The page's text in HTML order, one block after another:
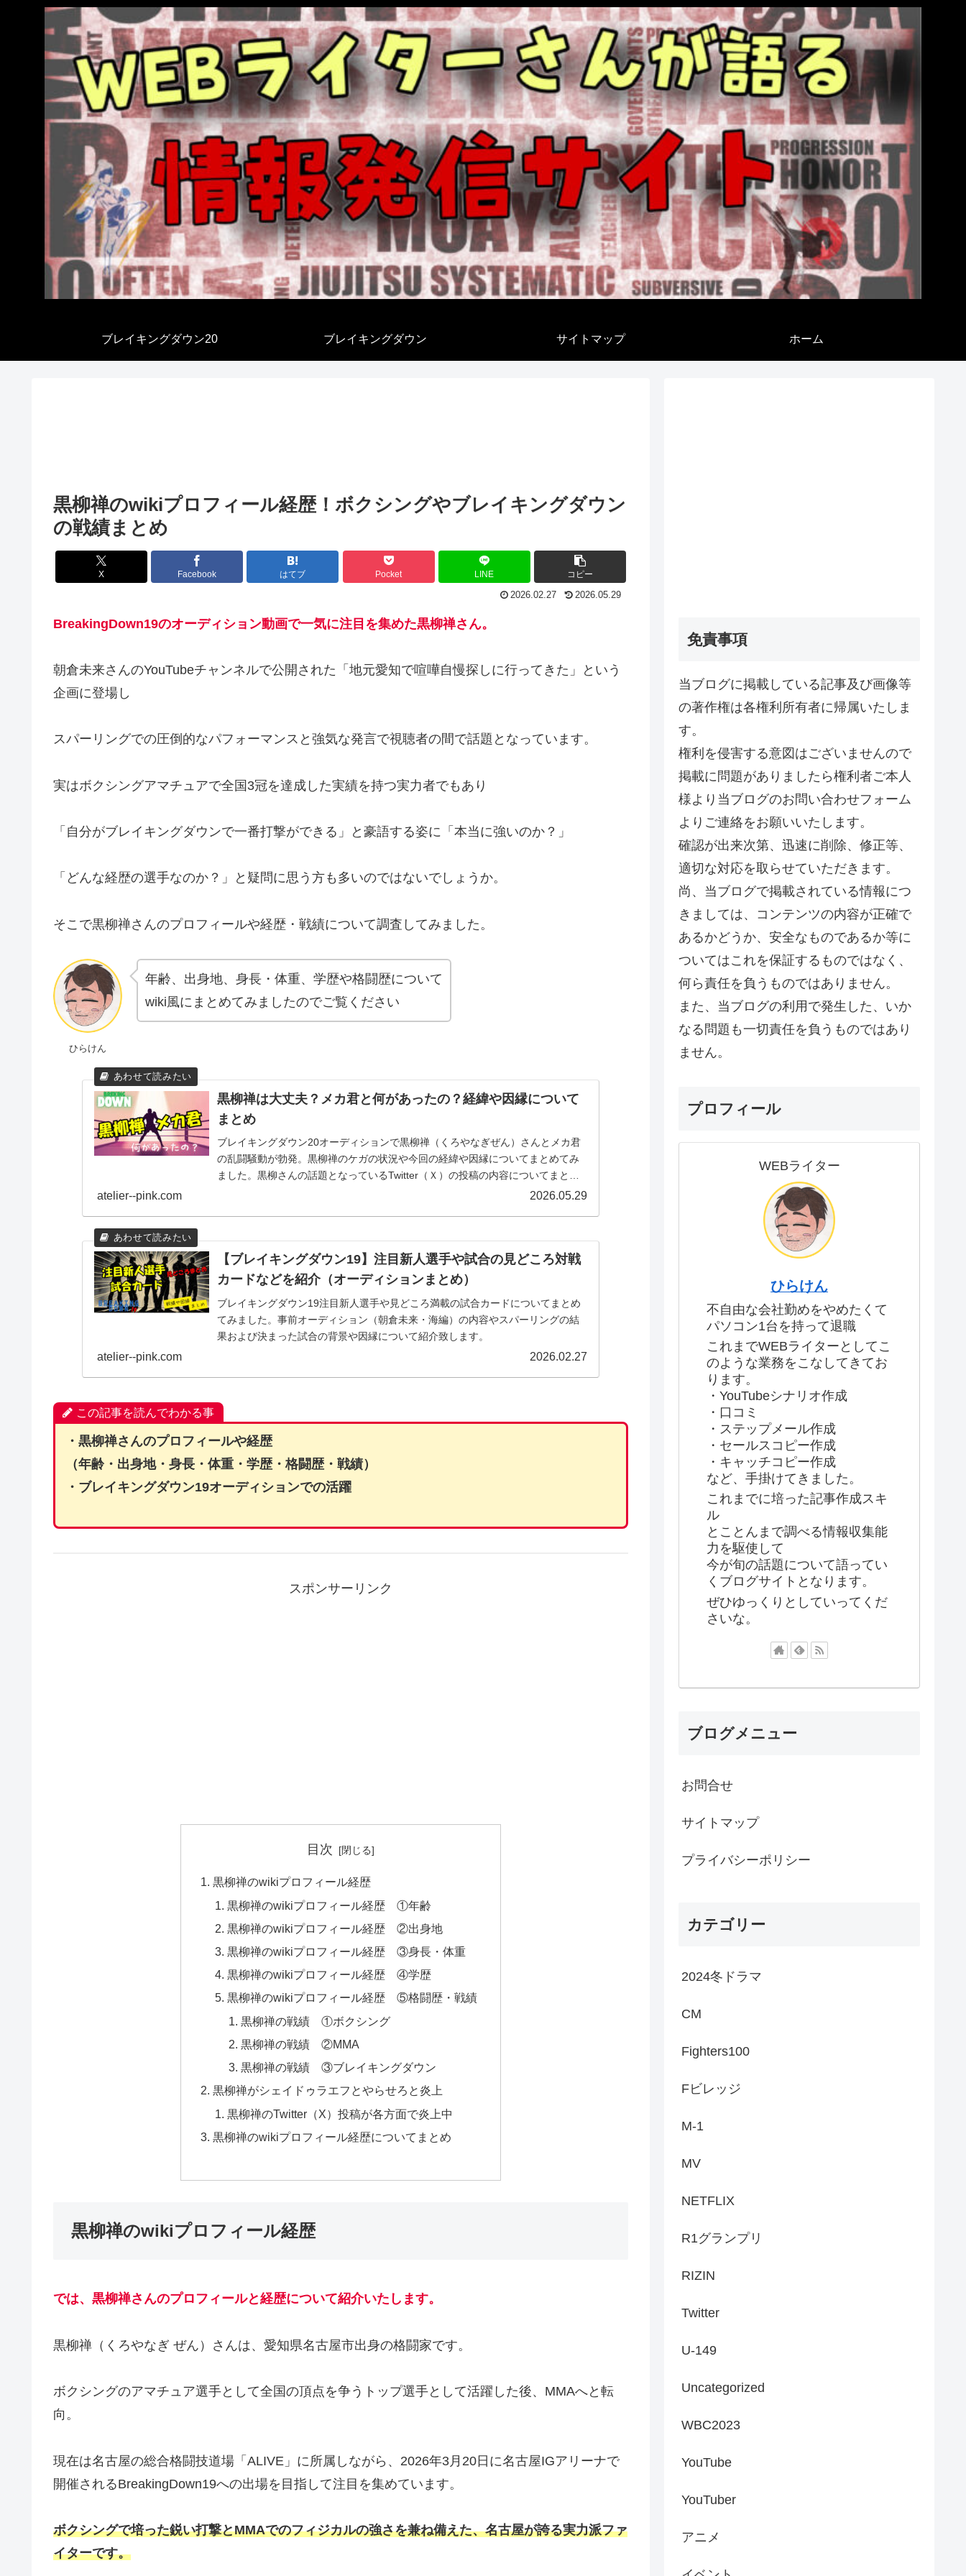
ブレイキングダウン20 ブレイキングダウン サイトマップ ホーム
黒柳禅のwikiプロフィール経歴！ボクシングやブレイキングダウン
の戦績まとめ
X Facebook はてブ Pocket LINE コピー
2026.02.27 2026.05.29
BreakingDown19のオーディション動画で一気に注目を集めた黒柳禅さん。
朝倉未来さんのYouTubeチャンネルで公開された「地元愛知で喧嘩自慢探しに行ってきた」という
企画に登場し
スパーリングでの圧倒的なパフォーマンスと強気な発言で視聴者の間で話題となっています。
実はボクシングアマチュアで全国3冠を達成した実績を持つ実力者でもあり
「自分がブレイキングダウンで一番打撃ができる」と豪語する姿に「本当に強いのか？」
「どんな経歴の選手なのか？」と疑問に思う方も多いのではないでしょうか。
そこで黒柳禅さんのプロフィールや経歴・戦績について調査してみました。
ひらけん
年齢、出身地、身長・体重、学歴や格闘歴について
wiki風にまとめてみましたのでご覧ください
黒柳禅は大丈夫？メカ君と何があったの？経緯や因縁について
まとめ
ブレイキングダウン20オーディションで黒柳禅（くろやなぎぜん）さんとメカ君
の乱闘騒動が勃発。黒柳禅のケガの状況や今回の経緯や因縁についてまとめてみ
ました。黒柳さんの話題となっているTwitter（Ｘ）の投稿の内容についてまとめ
atelier--pink.com 2026.05.29
【ブレイキングダウン19】注目新人選手や試合の見どころ対戦
カードなどを紹介（オーディションまとめ）
ブレイキングダウン19注目新人選手や見どころ満載の試合カードについてまとめ
てみました。事前オーディション（朝倉未来・海編）の内容やスパーリングの結
果および決まった試合の背景や因縁について紹介致します。
atelier--pink.com 2026.02.27
この記事を読んでわかる事
・黒柳禅さんのプロフィールや経歴
（年齢・出身地・身長・体重・学歴・格闘歴・戦績）
・ブレイキングダウン19オーディションでの活躍
スポンサーリンク
目次
黒柳禅のwikiプロフィール経歴
黒柳禅のwikiプロフィール経歴 ①年齢
黒柳禅のwikiプロフィール経歴 ②出身地
黒柳禅のwikiプロフィール経歴 ③身長・体重
黒柳禅のwikiプロフィール経歴 ④学歴
黒柳禅のwikiプロフィール経歴 ⑤格闘歴・戦績
黒柳禅の戦績 ①ボクシング
黒柳禅の戦績 ②MMA
黒柳禅の戦績 ③ブレイキングダウン
黒柳禅がシェイドゥラエフとやらせろと炎上
黒柳禅のTwitter（X）投稿が各方面で炎上中
黒柳禅のwikiプロフィール経歴についてまとめ
黒柳禅のwikiプロフィール経歴
では、黒柳禅さんのプロフィールと経歴について紹介いたします。
黒柳禅（くろやなぎ ぜん）さんは、愛知県名古屋市出身の格闘家です。
ボクシングのアマチュア選手として全国の頂点を争うトップ選手として活躍した後、MMAへと転
向。
現在は名古屋の総合格闘技道場「ALIVE」に所属しながら、2026年3月20日に名古屋IGアリーナで
開催されるBreakingDown19への出場を目指して注目を集めています。
ボクシングで培った鋭い打撃とMMAでのフィジカルの強さを兼ね備えた、名古屋が誇る実力派ファ
イターです。
免責事項
当ブログに掲載している記事及び画像等
の著作権は各権利所有者に帰属いたしま
す。
権利を侵害する意図はございませんので
掲載に問題がありましたら権利者ご本人
様より当ブログのお問い合わせフォーム
よりご連絡をお願いいたします。
確認が出来次第、迅速に削除、修正等、
適切な対応を取らせていただきます。
尚、当ブログで掲載されている情報につ
きましては、コンテンツの内容が正確で
あるかどうか、安全なものであるか等に
ついてはこれを保証するものではなく、
何ら責任を負うものではありません。
また、当ブログの利用で発生した、いか
なる問題も一切責任を負うものではあり
ません。
プロフィール
WEBライター
ひらけん
不自由な会社勤めをやめたくて
パソコン1台を持って退職
これまでWEBライターとしてこ
のような業務をこなしてきてお
ります。
・YouTubeシナリオ作成
・口コミ
・ステップメール作成
・セールスコピー作成
・キャッチコピー作成
など、手掛けてきました。
これまでに培った記事作成スキ
ル
とことんまで調べる情報収集能
力を駆使して
今が旬の話題について語ってい
くブログサイトとなります。
ぜひゆっくりとしていってくだ
さいな。
ブログメニュー
お問合せ
サイトマップ
プライバシーポリシー
カテゴリー
2024冬ドラマ
CM
Fighters100
Fビレッジ
M-1
MV
NETFLIX
R1グランプリ
RIZIN
Twitter
U-149
Uncategorized
WBC2023
YouTube
YouTuber
アニメ